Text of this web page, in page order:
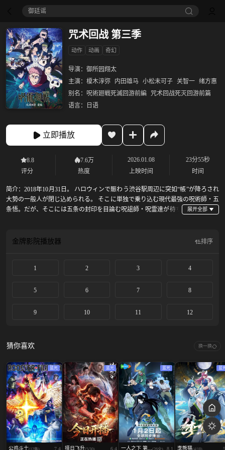
御廷谣‎
咒术回战 第三季
动作 动画 奇幻
导演： 御所园翔太
主演： 榎木淳弥 内田雄马 小松未可子 关智一 绪方惠
别名： 呪術廻戦死滅回游前編
咒术回战死灭回游前篇
语言：
日语
立即播放
8.8
评分
7.6万
热度
2026.01.08
上映时间
23分55秒
时间
简介：2018年10月31日。 ハロウィンで賑わう渋谷駅周辺に突如“帳”が降ろされ
大勢の一般人が閉じ込められる。 そこに単独で乗り込む現代最強の呪術師・五
条悟。だが、そこには五条の封印を目論む呪詛師・呪霊達が待ち
加茂憲倫が仕組んだ殺し合い「死滅回游」へ。 「渋谷事変」を経て、魔窟と化
にも、刃を向ける乙骨。 加速していく呪いの混沌。 同じ師を持つ虎杖と乙
金牌影院播放器 排序
1 2 3 4
5 6 7 8
9 10 11 12
猜你喜欢 换一换
蓝光
公鸡斗士 7.4
蓝光
择日飞升 6.4
蓝光
一人之下 第... 8.1
蓝
李熊猫